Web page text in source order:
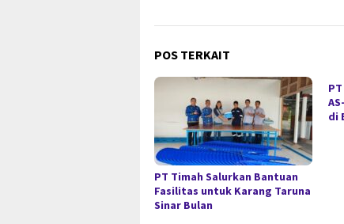
POS TERKAIT
PT Timah Salurkan Bantuan
Fasilitas untuk Karang Taruna
Sinar Bulan
di